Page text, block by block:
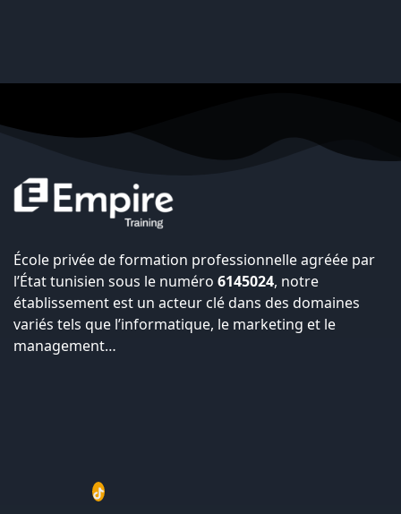
École privée de formation professionnelle agréée par
l’État tunisien sous le numéro 6145024, notre
établissement est un acteur clé dans des domaines
variés tels que l’informatique, le marketing et le
management…